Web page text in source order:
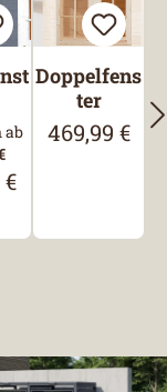
ab
Preis:
Doppelfens
ter
Regulärer
469,99 €